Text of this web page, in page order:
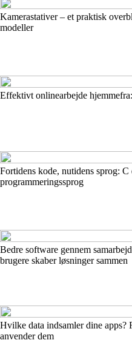
Kamerastativer – et praktisk
modeller
Effektivt onlinearbejde
Fortidens kode, nutidens sprog:
programmeringssprog
Bedre software gennem
brugere skaber løsninger sammen
Hvilke data indsamler dine apps?
anvender dem